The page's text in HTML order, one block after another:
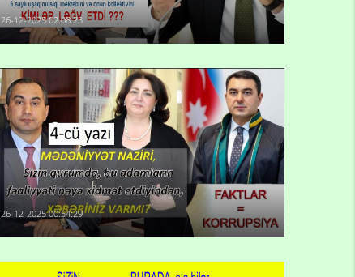
26-12-2025 02:08:23
26-12-2025 00:54:29